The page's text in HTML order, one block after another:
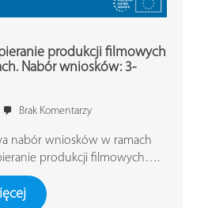
produkcji filmowych
Nabór wniosków: 3-
Brak Komentarzy
nabór wniosków w ramach
produkcji filmowych….